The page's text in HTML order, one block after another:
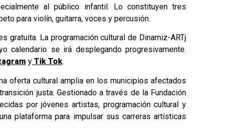
al público infantil. Lo constituyen tres
para violín, guitarra, voces y percusión.
gratuita. La programación cultural de Dinamiz-ARTj
calendario se irá desplegando progresivamente.
y Tik Tok.
oferta cultural amplia en los municipios afectados
justa. Gestionado a través de la Fundación
por jóvenes artistas, programación cultural y
plataforma para impulsar sus carreras artísticas